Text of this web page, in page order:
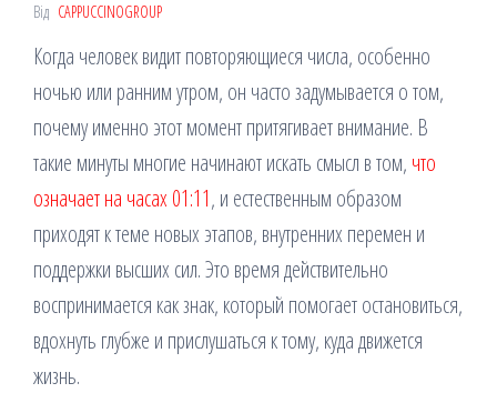
Від CAPPUCCINOGROUP
Когда человек видит повторяющиеся числа, особенно
ночью или ранним утром, он часто задумывается о том,
почему именно этот момент притягивает внимание. В
такие минуты многие начинают искать смысл в том, что
означает на часах 01:11, и естественным образом
приходят к теме новых этапов, внутренних перемен и
поддержки высших сил. Это время действительно
воспринимается как знак, который помогает остановиться,
вдохнуть глубже и прислушаться к тому, куда движется
жизнь.